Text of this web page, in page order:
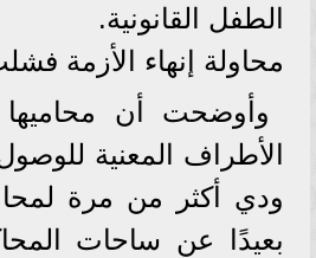
الطفل القانونية.
محاولة إنهاء الأزمة
وأوضحت أن
الأطراف المعنية
ودي أكثر من مرة
بعيدًا عن ساحات